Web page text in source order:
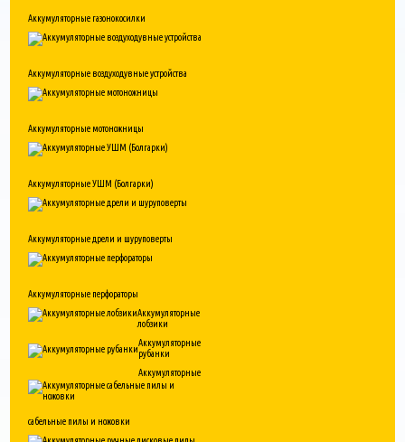
Аккумуляторные газонокосилки
Аккумуляторные воздуходувные устройства
Аккумуляторные мотоножницы
Аккумуляторные УШМ (Болгарки)
Аккумуляторные дрели и шуруповерты
Аккумуляторные перфораторы
Аккумуляторные
лобзики
Аккумуляторные
рубанки
Аккумуляторные
сабельные пилы и ножовки